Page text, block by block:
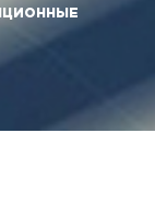
ЦИОННЫЕ